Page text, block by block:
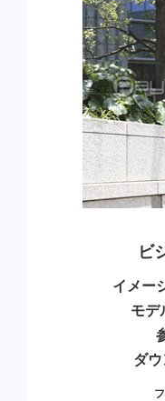
ビ
イメー
モデ
ダ